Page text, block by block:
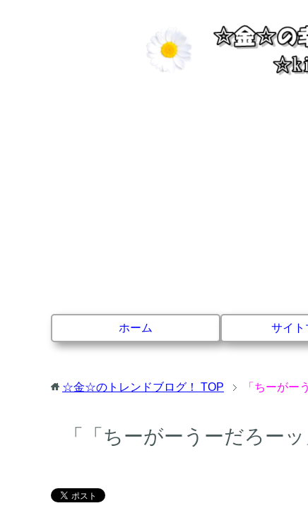
ホーム サイト
☆金☆のトレンドブログ！ TOP 「ちーがー
「「ちーがーうーだろー